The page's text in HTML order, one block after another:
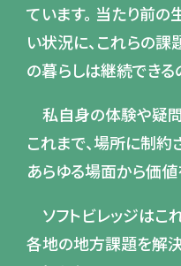
ています。 当たり前
い状況に、これらの
の暮らしは継続できる
私自身の体験や疑問
これまで、場所に制
あらゆる場面から価値
ソフトビレッジはこ
各地の地方課題を解